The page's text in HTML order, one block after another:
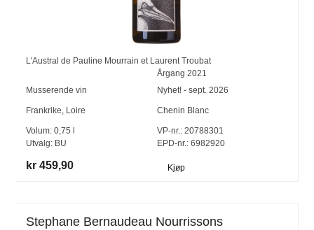
L'Austral de Pauline Mourrain et Laurent Troubat
Årgang 2021
Musserende vin
Nyhet! - sept. 2026
Frankrike, Loire Chenin Blanc
Volum:0,75
Utvalg: BU
VP-nr.:20788301
EPD-nr.: 6982920
kr 459,90 Kjøp
Stephane Bernaudeau Nourrissons